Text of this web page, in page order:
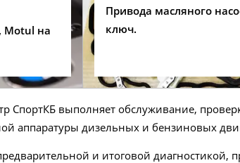
Motul на
Привода масляного
ключ.
СпортКБ выполняет обслуживание,
аппаратуры дизельных и бензиновых
и итоговой